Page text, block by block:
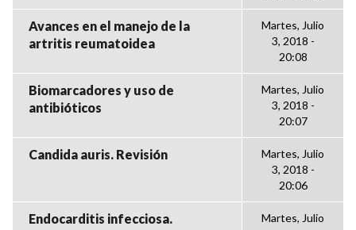
Avances en el manejo de la
artritis reumatoidea
Martes, Julio
3, 2018 -
20:08
Biomarcadores y uso de
antibióticos
Martes, Julio
3, 2018 -
20:07
Candida auris. Revisión
Martes, Julio
3, 2018 -
20:06
Endocarditis infecciosa.
Martes, Julio